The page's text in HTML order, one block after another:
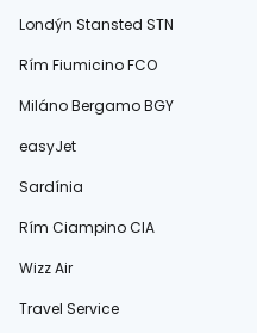
Londýn Stansted STN
Rím Fiumicino FCO
Miláno Bergamo BGY
easyJet
Sardínia
Rím Ciampino CIA
Wizz Air
Travel Service